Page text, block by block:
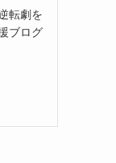
転劇を
ブログ